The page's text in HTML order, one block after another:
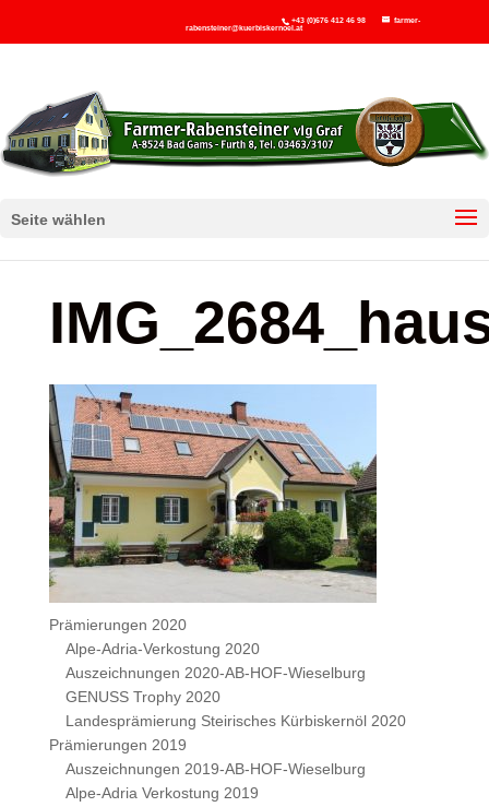
+43 (0)676 412 46 98
farmer-
rabensteiner@kuerbiskernoel.at
Seite wählen
Prämierungen 2020
Alpe-Adria-Verkostung 2020
Auszeichnungen 2020-AB-HOF-Wieselburg
GENUSS Trophy 2020
Landesprämierung Steirisches Kürbiskernöl 2020
Prämierungen 2019
Auszeichnungen 2019-AB-HOF-Wieselburg
Alpe-Adria Verkostung 2019